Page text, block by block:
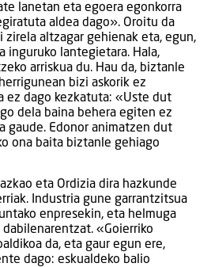
lanetan eta egoera egonkorra
aldea dago». Oroitu da
zirela altzagar gehienak eta, egun,
inguruko lantegietara. Hala,
arriskua du. Hau da, biztanle
bizi askorik ez
ez dago kezkatuta: «Uste dut
dela baina behera egiten ez
gaude. Edonor animatzen dut
ona baita biztanle gehiago
eta Ordizia dira hazkunde
Industria gune garrantzitsua
enpresekin, eta helmuga
«Goierriko
da, eta gaur egun ere,
dago: eskualdeko balio